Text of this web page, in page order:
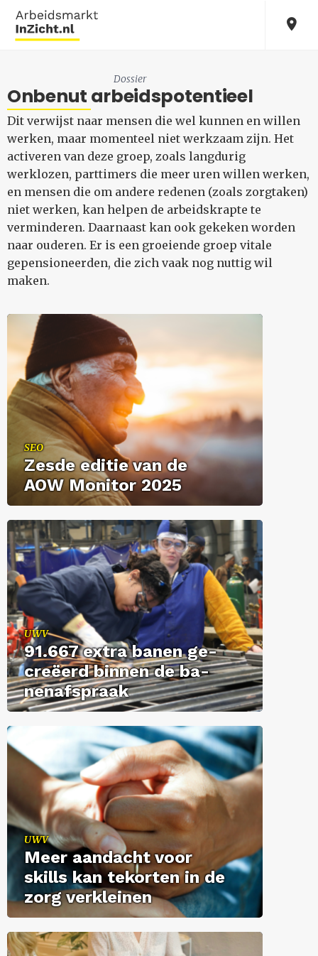
Dossier
Onbenut arbeidspotentieel
Dit verwijst naar mensen die wel kunnen en willen
werken, maar momenteel niet werkzaam zijn. Het
activeren van deze groep, zoals langdurig
werklozen, parttimers die meer uren willen werken,
en mensen die om andere redenen (zoals zorgtaken)
niet werken, kan helpen de arbeidskrapte te
verminderen. Daarnaast kan ook gekeken worden
naar ouderen. Er is een groeiende groep vitale
gepensioneerden, die zich vaak nog nuttig wil
maken.
SEO
Zesde edi­tie van de
AOW Mo­ni­tor 2025
UWV
91.667 extra banen ge­
cre­ëerd bin­nen de ba­
nen­af­spraak
UWV
Meer aan­dacht voor
skills kan te­kor­ten in de
zorg ver­klei­nen